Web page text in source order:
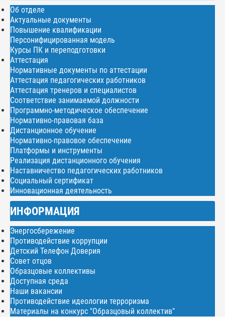
Об отделе
Актуальные документы
Повышение квалификации
Персонифицированная модель
Курсы ПК и переподготовки
Аттестация
Нормативные документы по аттестации
Аттестация педагогических работников
Аттестация тренеров и специалистов
Соответствие занимаемой должности
Программно-методическое обеспечение
Нормативно-правовая база
Дистанционное обучение
Нормативно-правовое обеспечение
Платформы и инструменты
Реализация дистанционного обучения
Наставничество педагогических работников
Социальный сертификат
Инновационная деятельность
ИНФОРМАЦИЯ
Энергосбережение
Противодействие коррупции
Детский Телефон Доверия
Совет отцов
Образцовые коллективы
Доступная среда
Наши вакансии
Противодействие идеологии терроризма
Материалы на конкурс "Образцовый коллектив"